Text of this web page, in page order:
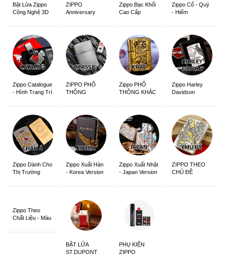
Bật Lửa Zippo
Công Nghệ 3D
ZIPPO
Anniversary
Zippo Bạc Khối
Cao Cấp
Zippo Cổ - Quý
- Hiếm
Zippo Catalogue
- Hình Trang Trí
ZIPPO PHỔ
THÔNG
Zippo PHỔ
THÔNG KHẮC
Zippo Harley
Davidson
Zippo Dành Cho
Thị Trường
Zippo Xuất Hàn
- Korea Version
Zippo Xuất Nhật
- Japan Version
ZIPPO THEO
CHỦ ĐỀ
Zippo Theo
Chất Liệu - Màu
BẬT LỬA
ST.DUPONT
PHỤ KIỆN
ZIPPO